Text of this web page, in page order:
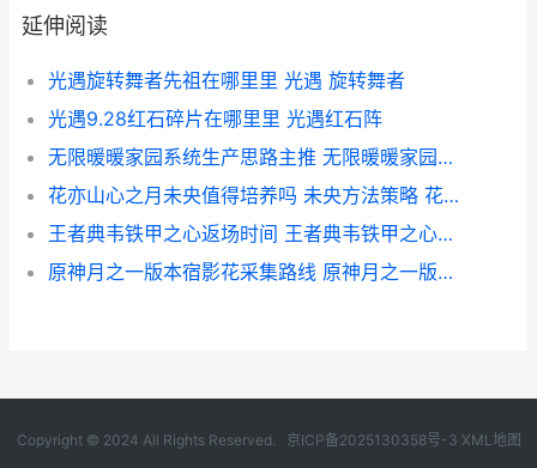
延伸阅读
光遇旋转舞者先祖在哪里里 光遇 旋转舞者
光遇9.28红石碎片在哪里里 光遇红石阵
无限暖暖家园系统生产思路主推 无限暖暖家园系统
花亦山心之月未央值得培养吗 未央方法策略 花亦山心之月未央四艺搭配
王者典韦铁甲之心返场时间 王者典韦铁甲之心好久返厂2024年
原神月之一版本宿影花采集路线 原神月之一版本活动赠礼礼包获取验证码获取不了怎么办
Copyright © 2024 All Rights Reserved. 京ICP备2025130358号-3 XML地图